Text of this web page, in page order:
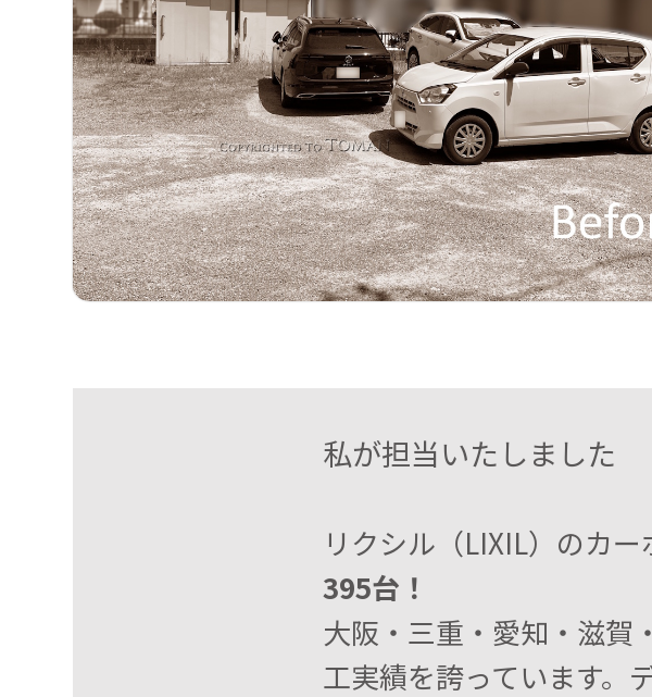
私が担当いたしました
リクシル（LIXIL）のカ
395台！
大阪・三重・愛知・滋賀
工実績を誇っています。